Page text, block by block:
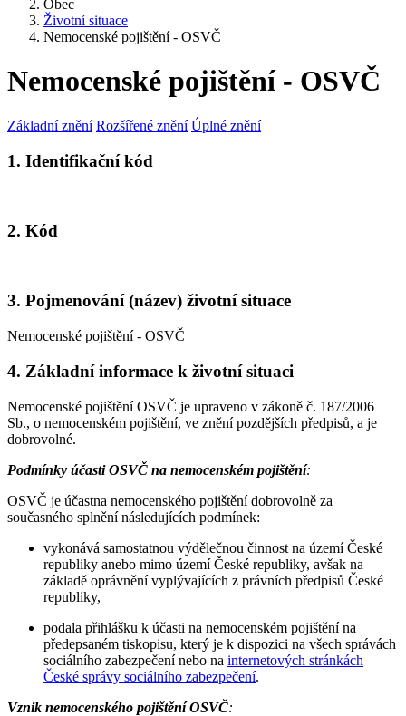
Obec
Životní situace
Nemocenské pojištění - OSVČ
Nemocenské pojištění - OSVČ
Základní znění Rozšířené znění Úplné znění
1. Identifikační kód
2. Kód
3. Pojmenování (název) životní situace
Nemocenské pojištění - OSVČ
4. Základní informace k životní situaci
Nemocenské pojištění OSVČ je upraveno v zákoně č. 187/2006
Sb., o nemocenském pojištění, ve znění pozdějších předpisů, a je
dobrovolné.
Podmínky účasti OSVČ na nemocenském pojištění:
OSVČ je účastna nemocenského pojištění dobrovolně za
současného splnění následujících podmínek:
vykonává samostatnou výdělečnou činnost na území České
republiky anebo mimo území České republiky, avšak na
základě oprávnění vyplývajících z právních předpisů České
republiky,
podala přihlášku k účasti na nemocenském pojištění na
předepsaném tiskopisu, který je k dispozici na všech správách
sociálního zabezpečení nebo na internetových stránkách
České správy sociálního zabezpečení.
Vznik nemocenského pojištění OSVČ: